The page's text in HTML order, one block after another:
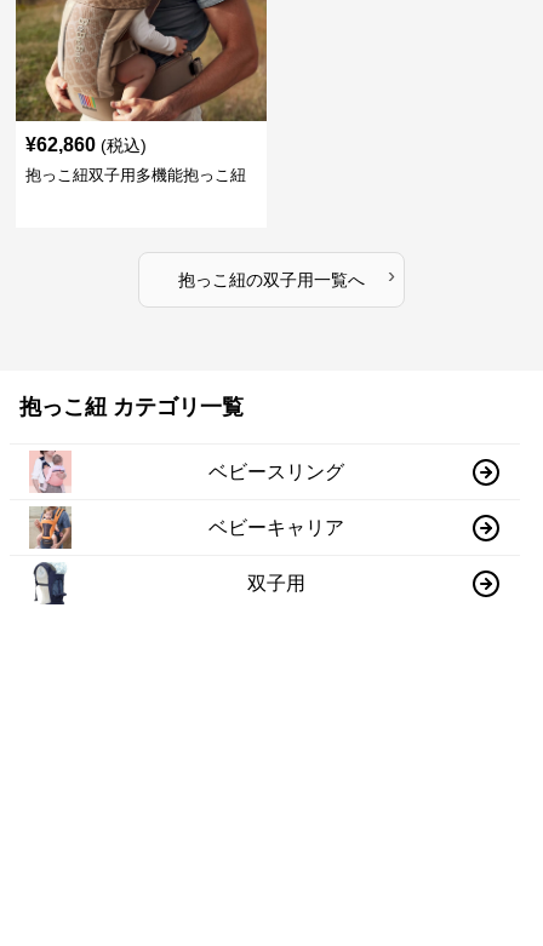
¥62,860 (税込)
抱っこ紐双子用多機能抱っこ紐
抱っこ紐の双子用一覧へ ›
抱っこ紐 カテゴリ一覧
ベビースリング
ベビーキャリア
双子用